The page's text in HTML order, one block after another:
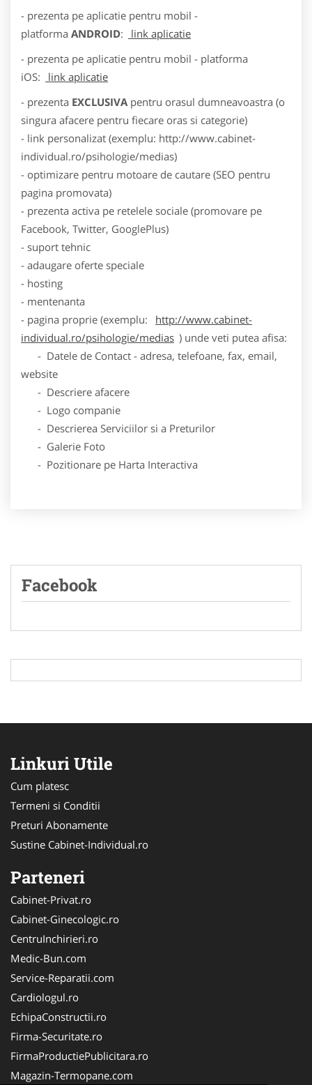
- prezenta pe aplicatie pentru mobil -
platforma ANDROID:
link aplicatie
- prezenta pe aplicatie pentru mobil - platforma
iOS:
link aplicatie
- prezenta EXCLUSIVA pentru orasul dumneavoastra (o
singura afacere pentru fiecare oras si categorie)
- link personalizat (exemplu: http://www.cabinet-
individual.ro/psihologie/medias)
- optimizare pentru motoare de cautare (SEO pentru
pagina promovata)
- prezenta activa pe retelele sociale (promovare pe
Facebook, Twitter, GooglePlus)
- suport tehnic
- adaugare oferte speciale
- hosting
- mentenanta
- pagina proprie (exemplu:
http://www.cabinet-
individual.ro/psihologie/medias ) unde veti putea afisa:
- Datele de Contact - adresa, telefoane, fax, email,
website
- Descriere afacere
- Logo companie
- Descrierea Serviciilor si a Preturilor
- Galerie Foto
- Pozitionare pe Harta Interactiva
Facebook
Linkuri Utile
Cum platesc
Termeni si Conditii
Preturi Abonamente
Sustine Cabinet-Individual.ro
Parteneri
Cabinet-Privat.ro
Cabinet-Ginecologic.ro
CentruInchirieri.ro
Medic-Bun.com
Service-Reparatii.com
Cardiologul.ro
EchipaConstructii.ro
Firma-Securitate.ro
FirmaProductiePublicitara.ro
Magazin-Termopane.com